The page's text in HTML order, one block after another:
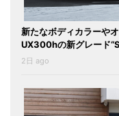
新たなボディカラーや
UX300hの新グレード
2日 ago